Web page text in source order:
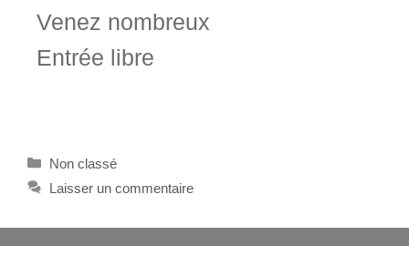
Venez nombreux
Entrée libre
Non classé
Laisser un commentaire